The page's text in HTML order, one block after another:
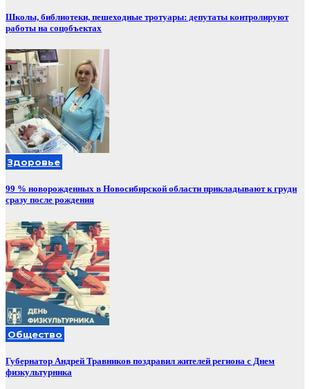
Школы, библиотеки, пешеходные тротуары: депутаты контролируют
работы на соцобъектах
Здоровье
99 % новорожденных в Новосибирской области прикладывают к груди
сразу после рождения
Общество
Губернатор Андрей Травников поздравил жителей региона с Днем
физкультурника